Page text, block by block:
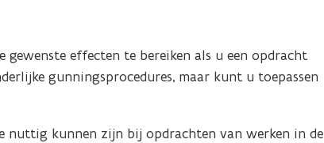
effecten te bereiken als u een opdracht
gunningsprocedures, maar kunt u toepassen
nuttig kunnen zijn bij opdrachten van werken in de